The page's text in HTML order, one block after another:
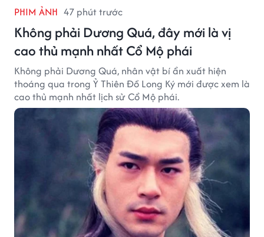
PHIM ẢNH 47 phút trước
Không phải Dương Quá, đây mới là vị
cao thủ mạnh nhất Cổ Mộ phái
Không phải Dương Quá, nhân vật bí ẩn xuất hiện
thoáng qua trong Ỷ Thiên Đồ Long Ký mới được xem là
cao thủ mạnh nhất lịch sử Cổ Mộ phái.